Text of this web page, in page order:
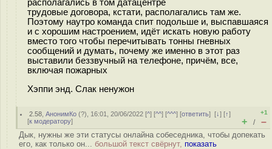
располагались в том датацентре
трудовые договора, кстати, располагались там же.
Поэтому наутро команда спит подольше и, выспавшаяся
и с хорошим настроением, идёт искать новую работу
вместо того чтобы перечитывать тонны гневных
сообщений и думать, почему же именно в этот раз
выставили беззвучный на телефоне, причём, все,
включая пожарных
Хэппи энд. Слак ненужон
2.58 ,АнонимКо (?), 16:01, 20/06/2022 [^] [^^] [^^^] [ответить][↓] [↑]
[к модератору]
+1
+ / –
Дык, нужны же эти статусы онлайна собеседника, чтобы допекать
его, как только он... большой текст свёрнут, показать